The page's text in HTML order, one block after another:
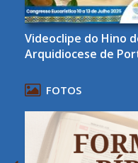
Videoclipe do Hino
Arquidiocese de
FOTOS